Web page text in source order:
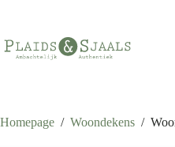
inhoud
Homepage / Woondekens /